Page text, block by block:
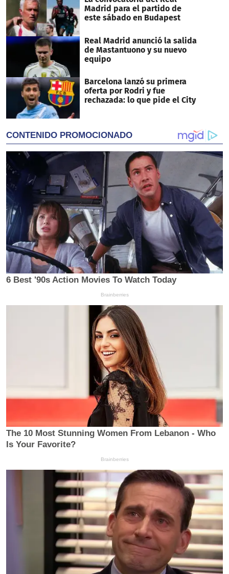
Madrid para el partido de
este sábado en Budapest
Real Madrid anunció la salida
de Mastantuono y su nuevo
equipo
Barcelona lanzó su primera
oferta por Rodri y fue
rechazada: lo que pide el City